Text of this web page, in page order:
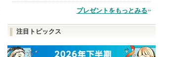
品
プレゼントをもっとみる
注目トピックス